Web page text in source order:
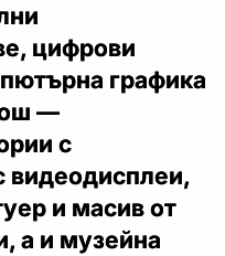
цифрови
графика
—
с
видеодисплеи,
и масив от
а и музейна